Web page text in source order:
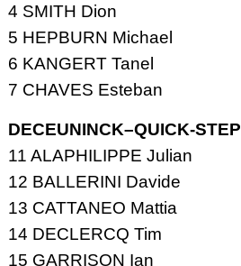
4 SMITH Dion
5 HEPBURN Michael
6 KANGERT Tanel
7 CHAVES Esteban
DECEUNINCK–QUICK-STEP
11 ALAPHILIPPE Julian
12 BALLERINI Davide
13 CATTANEO Mattia
14 DECLERCQ Tim
15 GARRISON Ian